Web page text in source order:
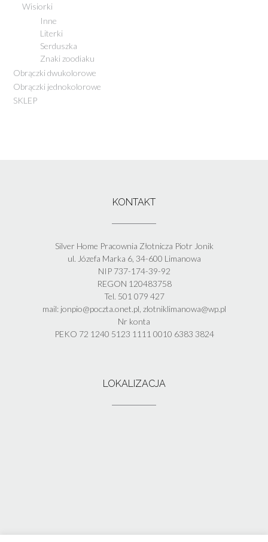
Wisiorki
Inne
Literki
Serduszka
Znaki zoodiaku
Obrączki dwukolorowe
Obrączki jednokolorowe
SKLEP
KONTAKT
Silver Home Pracownia Złotnicza Piotr Jonik
ul. Józefa Marka 6, 34-600 Limanowa
NIP 737-174-39-92
REGON 120483758
Tel. 501 079 427
mail: jonpio@poczta.onet.pl, zlotniklimanowa@wp.pl
Nr konta
PEKO 72 1240 5123 1111 0010 6383 3824
LOKALIZACJA